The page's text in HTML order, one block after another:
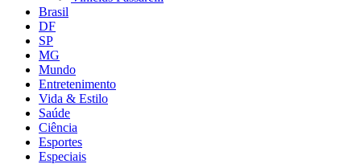
Brasil
DF
SP
MG
Mundo
Entretenimento
Vida & Estilo
Saúde
Ciência
Esportes
Especiais